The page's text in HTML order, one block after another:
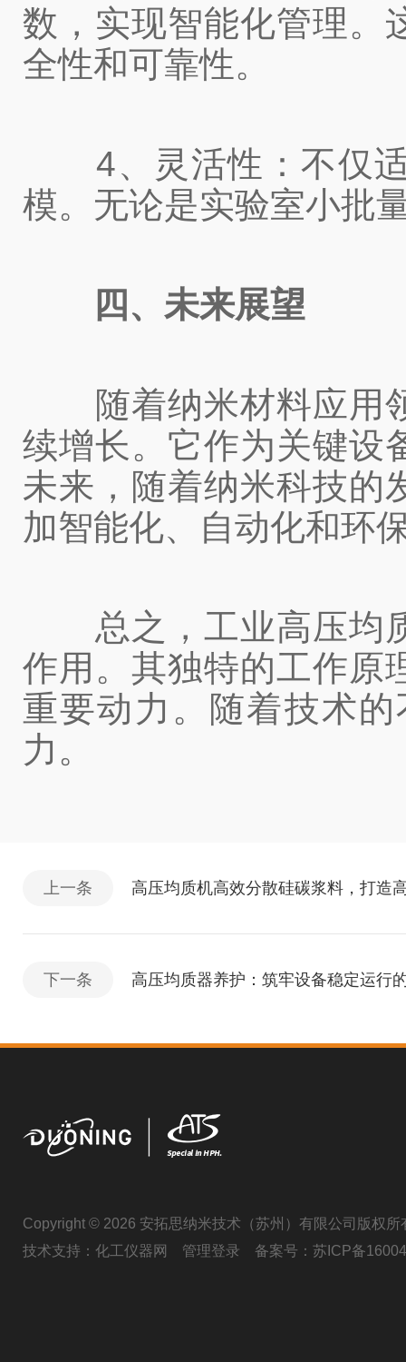
数，实现智能化管理。
全性和可靠性。
4、灵活性：不仅适
模。无论是实验室小批
四、未来展望
随着纳米材料应用领
续增长。它作为关键设
未来，随着纳米科技的
加智能化、自动化和环
总之，工业高压均质
作用。其独特的工作原
重要动力。随着技术
力。
上一条 高压均质机高效分散硅碳浆料，打造
下一条 高压均质器养护：筑牢设备稳定运行
Copyright © 2026 安拓思纳米技术（苏州）有限公司版权所
技术支持： 化工仪器网 管理登录 备案号： 苏ICP备